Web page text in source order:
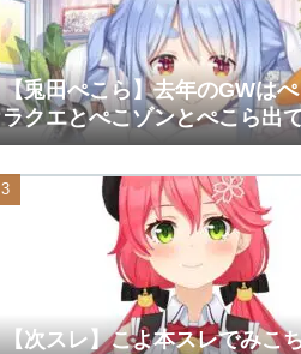
【兎田ぺこら】去年のGWは
ラクエとぺこゾンとぺこら出
大会しか覚えてない【ホロラ
ブ/hololive】
【次スレ】こよ本スレでみこ